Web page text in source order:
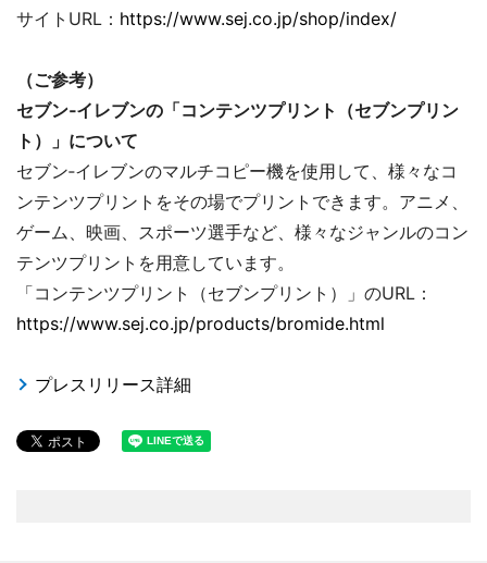
サイトURL： https://www.sej.co.jp/shop/index/
（ご参考）
セブン‐イレブンの「コンテンツプリント（セブンプリン
ト）」について
セブン‐イレブンのマルチコピー機を使用して、様々なコ
ンテンツプリントをその場でプリントできます。アニメ、
ゲーム、映画、スポーツ選手など、様々なジャンルのコン
テンツプリントを用意しています。
「コンテンツプリント（セブンプリント）」のURL：
https://www.sej.co.jp/products/bromide.html
プレスリリース詳細